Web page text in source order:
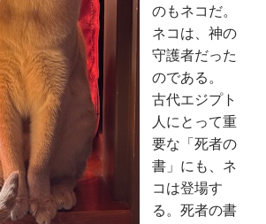
のもネコだ。
ネコは、神の
守護者だった
のである。
古代エジプト
人にとって重
要な「死者の
書」にも、ネ
コは登場す
る。死者の書